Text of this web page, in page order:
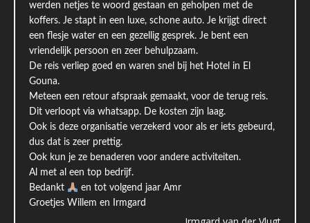
werden netjes te woord gestaan en geholpen met de
koffers. Je stapt in een luxe, schone auto. Je krijgt direct
een flesje water en een gezellig gesprek. Je bent een
vriendelijk persoon en zeer behulpzaam.
De reis verliep goed en waren snel bij het Hotel in El
Gouna.
Meteen een retour afspraak gemaakt, voor de terug reis.
Dit verloopt via whatsapp. De kosten zijn laag.
Ook is deze organisatie verzekerd voor als er iets gebeurd,
dus dat is zeer prettig.
Ook kun je ze benaderen voor andere activiteiten.
Al met al een top bedrijf.
Bedankt
en tot volgend jaar Amr
Groetjes Willem en Irmgard